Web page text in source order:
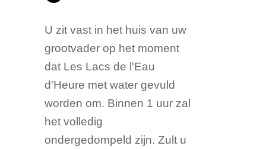
U zit vast in het huis van uw
grootvader op het moment
dat Les Lacs de l'Eau
d'Heure met water gevuld
worden om. Binnen 1 uur zal
het volledig
ondergedompeld zijn. Zult u